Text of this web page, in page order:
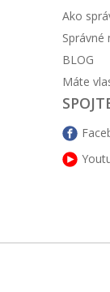
Ako
Správné
BLOG
Máte